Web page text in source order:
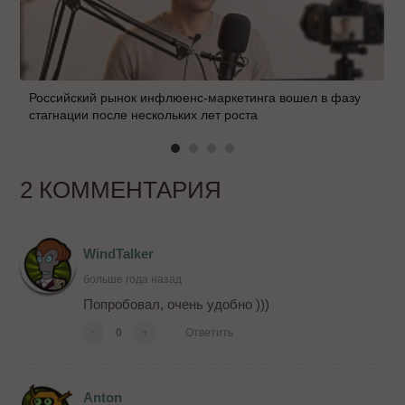
Российский рынок инфлюенс-маркетинга вошел в фазу
стагнации после нескольких лет роста
2 КОММЕНТАРИЯ
WindTalker
больше года назад
Попробовал, очень удобно )))
0 Ответить
Anton